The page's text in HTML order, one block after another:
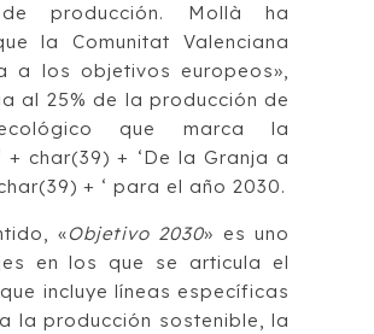
producción. Mollà ha
la Comunitat Valenciana
a los objetivos europeos»,
al 25% de la producción de
que marca la
+ char(39) + ‘De la Granja a
+ ‘ para el año 2030.
«Objetivo 2030» es uno
en los que se articula el
incluye líneas específicas
la producción sostenible, la